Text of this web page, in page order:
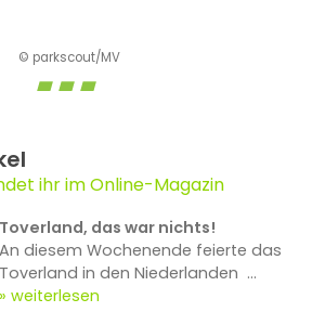
© parkscout/MV
ihr im Online-Magazin
Toverland, das war nichts!
An diesem Wochenende feierte das
Toverland in den Niederlanden ...
weiterlesen